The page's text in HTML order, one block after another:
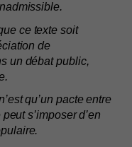
ce texte soit
de
un débat public,
qu’un pacte entre
s’imposer d’en